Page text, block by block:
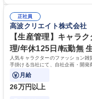
や個別面談を通してご自身の
もバックアップしていきます。 学歴・資格 学歴：大学院 大学 高専 短大
専修学校 高校 語学力： 資格：
正社員
高波クリエイト株式会社
【生産管理】キャラ
理/年休125日/転勤無
人気キャラクターのファッション
手掛ける当社にて、自社企画・開発
けるやりがいのあるポジションです。
月給
26万円以上